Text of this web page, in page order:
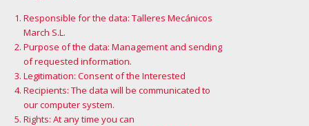
Responsible for the data: Talleres Mecánicos
March S.L.
Purpose of the data: Management and sending
of requested information.
Legitimation: Consent of the Interested
Recipients: The data will be communicated to
our computer system.
Rights: At any time you can